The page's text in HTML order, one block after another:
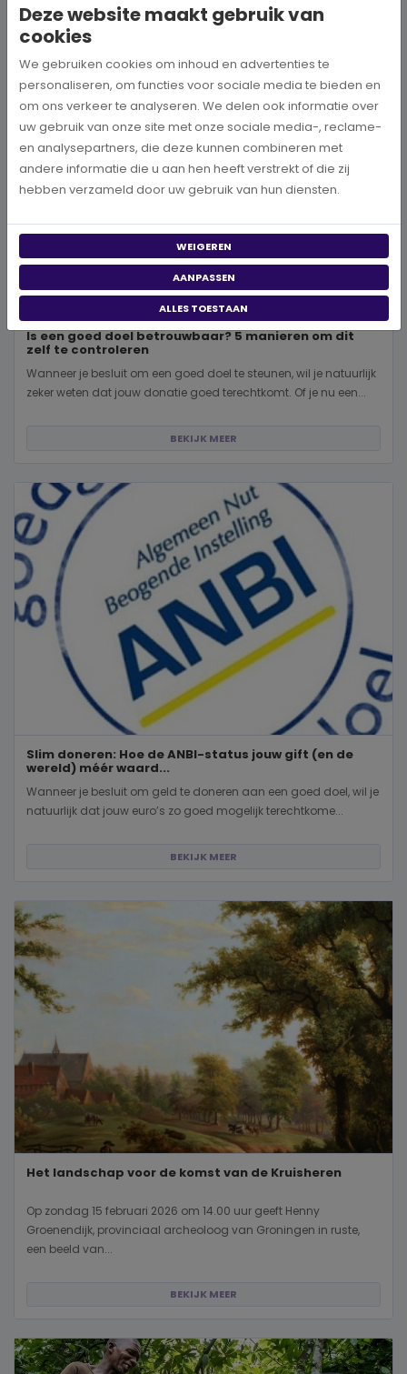
BEKIJK MEER
Is een goed doel betrouwbaar? 5 manieren om dit
zelf te controleren
Wanneer je besluit om een goed doel te steunen, wil je natuurlijk
zeker weten dat jouw donatie goed terechtkomt. Of je nu een...
BEKIJK MEER
Slim doneren: Hoe de ANBI-status jouw gift (en de
wereld) méér waard...
Wanneer je besluit om geld te doneren aan een goed doel, wil je
natuurlijk dat jouw euro’s zo goed mogelijk terechtkome...
BEKIJK MEER
Het landschap voor de komst van de Kruisheren
Op zondag 15 februari 2026 om 14.00 uur geeft Henny
Groenendijk, provinciaal archeoloog van Groningen in ruste,
een beeld van...
BEKIJK MEER
Deze website maakt gebruik van
cookies
We gebruiken cookies om inhoud en advertenties te
personaliseren, om functies voor sociale media te bieden en
om ons verkeer te analyseren. We delen ook informatie over
uw gebruik van onze site met onze sociale media-, reclame-
en analysepartners, die deze kunnen combineren met
andere informatie die u aan hen heeft verstrekt of die zij
hebben verzameld door uw gebruik van hun diensten.
WEIGEREN
AANPASSEN
ALLES TOESTAAN